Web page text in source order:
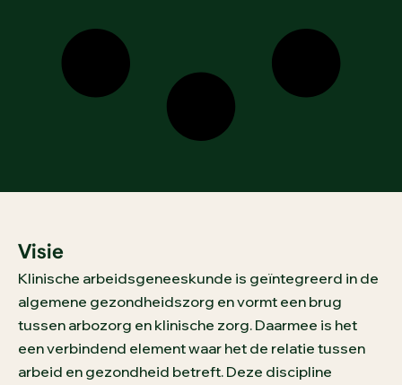
Visie
Klinische arbeidsgeneeskunde is geïntegreerd in de
algemene gezondheidszorg en vormt een brug
tussen arbozorg en klinische zorg. Daarmee is het
een verbindend element waar het de relatie tussen
arbeid en gezondheid betreft. Deze discipline